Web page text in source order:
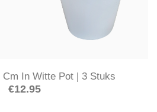
In Witte Pot | 3 Stuks
€12.95